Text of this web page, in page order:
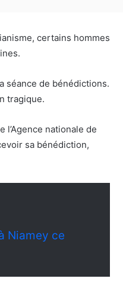
certains hommes
séance de bénédictions.
tragique.
nationale de
sa bénédiction,
Niamey ce